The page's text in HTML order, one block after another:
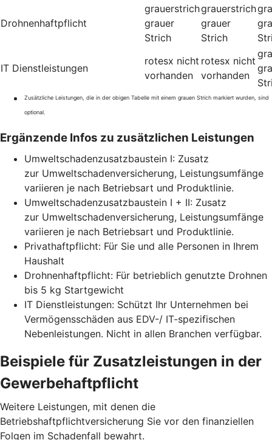
Drohnenhaftpflicht
grauerstrich
grauer
Strich
grauerstrich
grauer
Strich
IT Dienstleistungen
rotesx nicht
vorhanden
rotesx nicht
vorhanden
Zusätzliche Leistungen, die in der obigen Tabelle mit einem grauen Strich markiert wurden, sind
optional.
Ergänzende Infos zu zusätzlichen Leistungen
Umweltschadenzusatzbaustein I: Zusatz
zur Umweltschadenversicherung, Leistungsumfänge
variieren je nach Betriebsart und Produktlinie.
Umweltschadenzusatzbaustein I + II: Zusatz
zur Umweltschadenversicherung, Leistungsumfänge
variieren je nach Betriebsart und Produktlinie.
Privathaftpflicht: Für Sie und alle Personen in Ihrem
Haushalt
Drohnenhaftpflicht: Für betrieblich genutzte Drohnen
bis 5 kg Startgewicht
IT Dienstleistungen: Schützt Ihr Unternehmen bei
Vermögensschäden aus EDV-/ IT-spezifischen
Nebenleistungen. Nicht in allen Branchen verfügbar.
Beispiele für Zusatz­leistungen in der
Gewerbe­haftpflicht
Weitere Leistungen, mit denen die
Betriebshaftpflichtversicherung Sie vor den finanziellen
Folgen im Schadenfall bewahrt.